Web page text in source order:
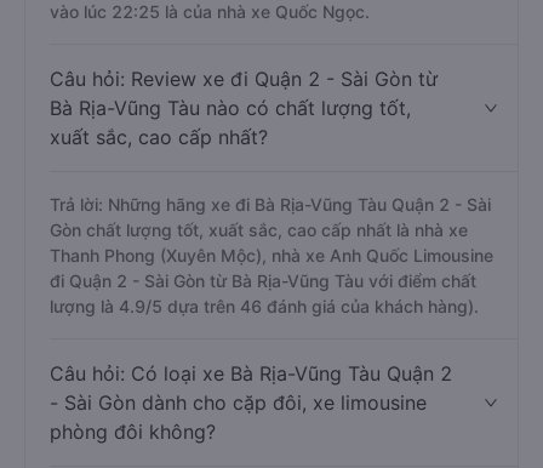
vào lúc 22:25 là của nhà xe Quốc Ngọc.
Câu hỏi: Review xe đi Quận 2 - Sài Gòn từ
Bà Rịa-Vũng Tàu nào có chất lượng tốt,
xuất sắc, cao cấp nhất?
Trả lời: Những hãng xe đi Bà Rịa-Vũng Tàu Quận 2 - Sài
Gòn chất lượng tốt, xuất sắc, cao cấp nhất là nhà xe
Thanh Phong (Xuyên Mộc), nhà xe Anh Quốc Limousine
đi Quận 2 - Sài Gòn từ Bà Rịa-Vũng Tàu với điểm chất
lượng là 4.9/5 dựa trên 46 đánh giá của khách hàng).
Câu hỏi: Có loại xe Bà Rịa-Vũng Tàu Quận 2
- Sài Gòn dành cho cặp đôi, xe limousine
phòng đôi không?